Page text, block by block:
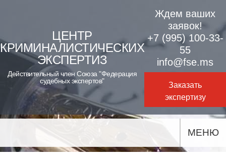
content
ЦЕНТР
КРИМИНАЛИСТИЧЕСКИХ
ЭКСПЕРТИЗ
Действительный член Союза "Федерация
судебных экспертов"
Ждем ваших
заявок!
+7 (995) 100-33-
55
info@fse.ms
Заказать
экспертизу
МЕНЮ